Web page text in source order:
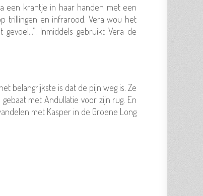
een krantje in haar handen met een
trillingen en infrarood. Vera wou het
Inmiddels gebruikt Vera de
belangrijkste is dat de pijn weg is. Ze
met Andullatie voor zijn rug. En
met Kasper in de Groene Long